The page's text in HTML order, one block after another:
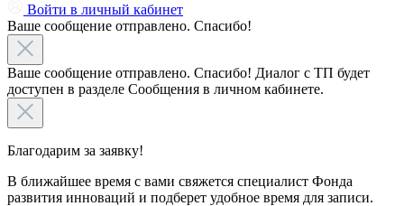
Войти в личный кабинет
Ваше сообщение отправлено. Спасибо!
Ваше сообщение отправлено. Спасибо! Диалог с ТП будет
доступен в разделе Сообщения в личном кабинете.
Благодарим за заявку!
В ближайшее время с вами свяжется специалист Фонда
развития инноваций и подберет удобное время для записи.